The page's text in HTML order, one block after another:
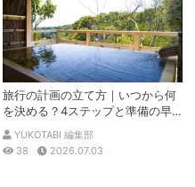
旅行の計画の立て方｜いつから何
を決める？4ステップと準備の早
見表
YUKOTABI 編集部
38
2026.07.03